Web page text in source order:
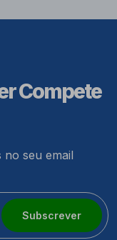
Compete
no seu email
Subscrever